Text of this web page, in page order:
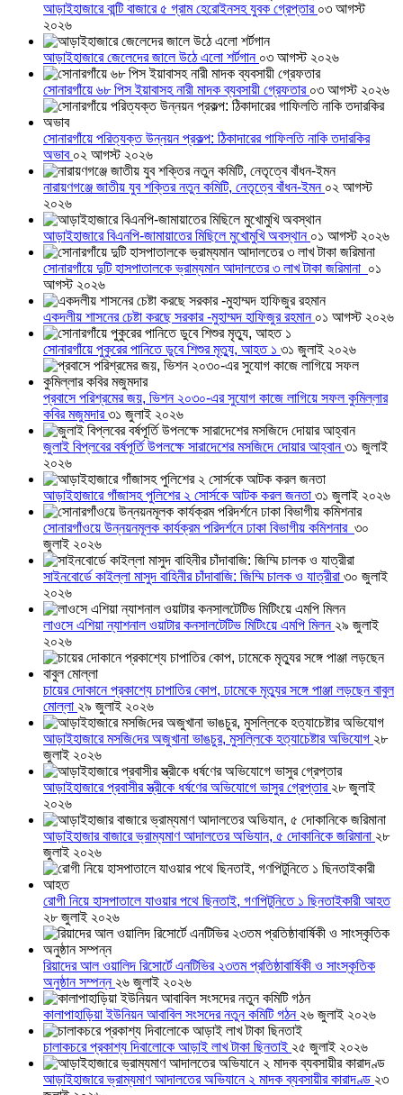
আড়াইহাজারে বান্টি বাজারে ৫ গ্রাম হেরোইনসহ যুবক গ্রেপ্তার ০৩ আগস্ট
২০২৬
আড়াইহাজারে জেলেদের জালে উঠে এলো শর্টগান ০৩ আগস্ট ২০২৬
সোনারগাঁয়ে ৬৮ পিস ইয়াবাসহ নারী মাদক ব্যবসায়ী গ্রেফতার ০৩ আগস্ট ২০২৬
সোনারগাঁয়ে পরিত্যক্ত উন্নয়ন প্রকল্প: ঠিকাদারের গাফিলতি নাকি তদারকির
অভাব ০২ আগস্ট ২০২৬
নারায়ণগঞ্জে জাতীয় যুব শক্তির নতুন কমিটি, নেতৃত্বে বাঁধন-ইমন ০২ আগস্ট
২০২৬
আড়াইহাজারে বিএনপি-জামায়াতের মিছিলে মুখোমুখি অবস্থান ০১ আগস্ট ২০২৬
সোনারগাঁয়ে দুটি হাসপাতালকে ভ্রাম্যমান আদালতের ৩ লাখ টাকা জরিমানা ০১
আগস্ট ২০২৬
একদলীয় শাসনের চেষ্টা করছে সরকার -মুহাম্মদ হাফিজুর রহমান ০১ আগস্ট ২০২৬
সোনারগাঁয়ে পুকুরের পানিতে ডুবে শিশুর মৃত্যু, আহত ১ ৩১ জুলাই ২০২৬
প্রবাসে পরিশ্রমের জয়, ভিশন ২০৩০-এর সুযোগ কাজে লাগিয়ে সফল কুমিল্লার
কবির মজুমদার৩১ জুলাই ২০২৬
জুলাই বিপ্লবের বর্ষপূর্তি উপলক্ষে সারাদেশের মসজিদে দোয়ার আহ্বান৩১ জুলাই
২০২৬
আড়াইহাজারে গাঁজাসহ পুলিশের ২ সোর্সকে আটক করল জনতা ৩১ জুলাই ২০২৬
সোনারগাঁওয়ে উন্নয়নমূলক কার্যক্রম পরিদর্শনে ঢাকা বিভাগীয় কমিশনার ৩০
জুলাই ২০২৬
সাইনবোর্ডে কাইল্লা মাসুদ বাহিনীর চাঁদাবাজি: জিম্মি চালক ও যাত্রীরা ৩০ জুলাই
২০২৬
লাওসে এশিয়া ন্যাশনাল ওয়াটার কনসালটেটিভ মিটিংয়ে এমপি মিলন ২৯ জুলাই
২০২৬
চায়ের দোকানে প্রকাশ্যে চাপাতির কোপ, ঢামেকে মৃত্যুর সঙ্গে পাঞ্জা লড়ছেন বাবুল
মোল্লা ২৯ জুলাই ২০২৬
আড়াইহাজারে মস‌জি‌দের অজুখানা ভাঙচুর, মুসল্লিকে হত্যাচেষ্টার অভিযোগ ২৮
জুলাই ২০২৬
আড়াইহাজারে প্রবাসীর স্ত্রীকে ধর্ষণের অভিযোগে ভাসুর গ্রেপ্তার ২৮ জুলাই
২০২৬
আড়াইহাজার বাজারে ভ্রাম্যমাণ আদালতের অভিযান, ৫ দোকানিকে জরিমানা ২৮
জুলাই ২০২৬
রোগী নিয়ে হাসপাতালে যাওয়ার পথে ছিনতাই, গণপিটুনিতে ১ ছিনতাইকারী আহত
২৮ জুলাই ২০২৬
রিয়াদের আল ওয়ালিদ রিসোর্টে এনটিভির ২৩তম প্রতিষ্ঠাবার্ষিকী ও সাংস্কৃতিক
অনুষ্ঠান সম্পন্ন ২৬ জুলাই ২০২৬
কালাপাহাড়িয়া ইউনিয়ন আবাবিল সংসদের নতুন কমিটি গঠন ২৬ জুলাই ২০২৬
চালাকচরে প্রকাশ্য দিবালোকে আড়াই লাখ টাকা ছিনতাই ২৫ জুলাই ২০২৬
আড়াইহাজারে ভ্রাম্যমাণ আদালতের অভিযানে ২ মাদক ব্যবসায়ীর কারাদণ্ড ২৩